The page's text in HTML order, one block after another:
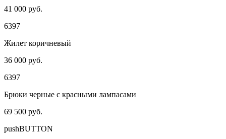
41 000 руб.
6397
Жилет коричневый
36 000 руб.
6397
Брюки черные с красными лампасами
69 500 руб.
pushBUTTON